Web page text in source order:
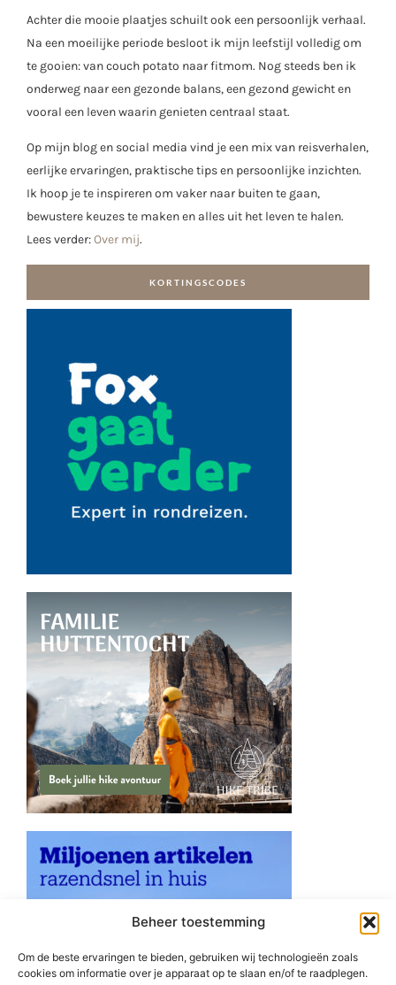
Beheer toestemming
Om de beste ervaringen te bieden, gebruiken wij technologieën zoals
cookies om informatie over je apparaat op te slaan en/of te raadplegen.
Achter die mooie plaatjes schuilt ook een persoonlijk verhaal.
Na een moeilijke periode besloot ik mijn leefstijl volledig om
te gooien: van couch potato naar fitmom. Nog steeds ben ik
onderweg naar een gezonde balans, een gezond gewicht en
vooral een leven waarin genieten centraal staat.
Op mijn blog en social media vind je een mix van reisverhalen,
eerlijke ervaringen, praktische tips en persoonlijke inzichten.
Ik hoop je te inspireren om vaker naar buiten te gaan,
bewustere keuzes te maken en alles uit het leven te halen.
Lees verder:Over mij.
KORTINGSCODES